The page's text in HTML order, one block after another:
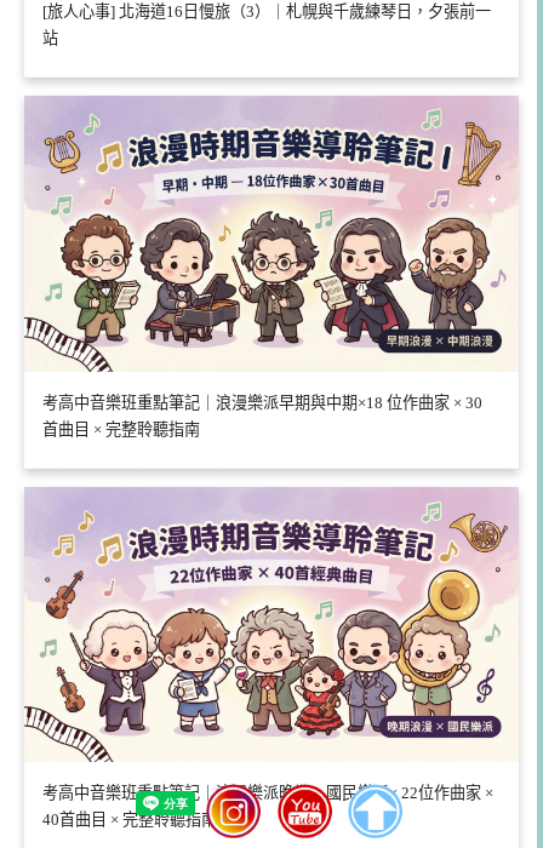
[旅人心事] 北海道16日慢旅（3）｜札幌與千歲練琴日，夕張前一
站
考高中音樂班重點筆記｜浪漫樂派早期與中期×18 位作曲家 × 30
首曲目 × 完整聆聽指南
考高中音樂班重點筆記｜浪漫樂派晚期 × 國民樂派× 22位作曲家 ×
40首曲目 × 完整聆聽指南